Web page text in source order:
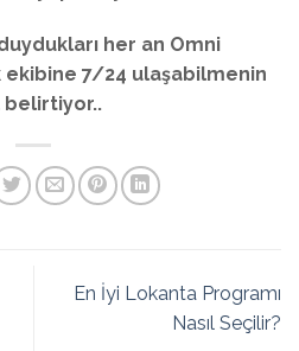
her an Omni
7/24 ulaşabilmenin
belirtiyor..
En İyi Lokanta Programı
Nasıl Seçilir?